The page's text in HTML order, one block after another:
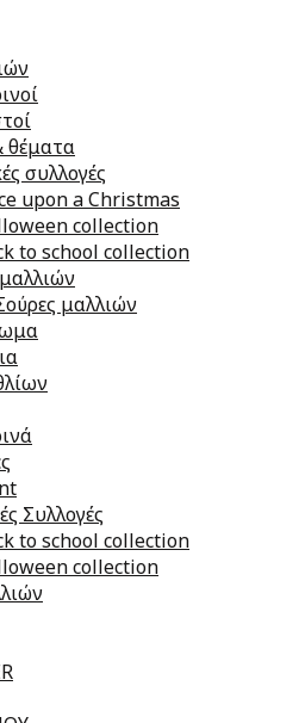
θέματα
συλλογές
upon a Christmas
collection
to school collection
μαλλιών
Συλλογές
to school collection
collection